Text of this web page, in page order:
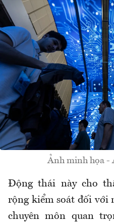
Ảnh minh họa -
Động thái này cho
rộng kiểm soát đối với
chuyên môn quan